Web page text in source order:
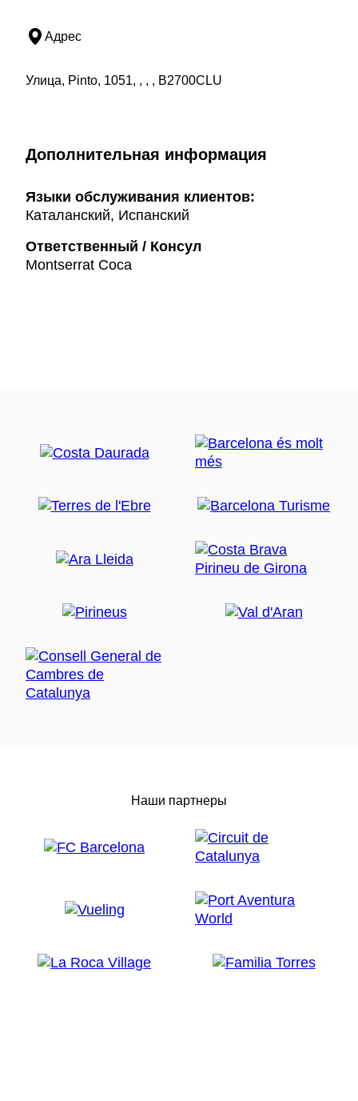
Адрес
Улица, Pinto, 1051, , , , B2700CLU
Дополнительная информация
Языки обслуживания клиентов:
Каталанский, Испанский
Ответственный / Консул
Montserrat Coca
Наши партнеры